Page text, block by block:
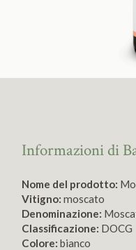
Informazioni di
Nome del prodotto:
Vitigno:moscato
Denominazione:
Classificazione: DOCG
Colore:bianco